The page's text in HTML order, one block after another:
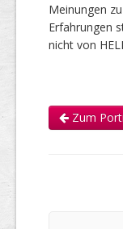
Meinungen
Erfahrungen
nicht von
Zum